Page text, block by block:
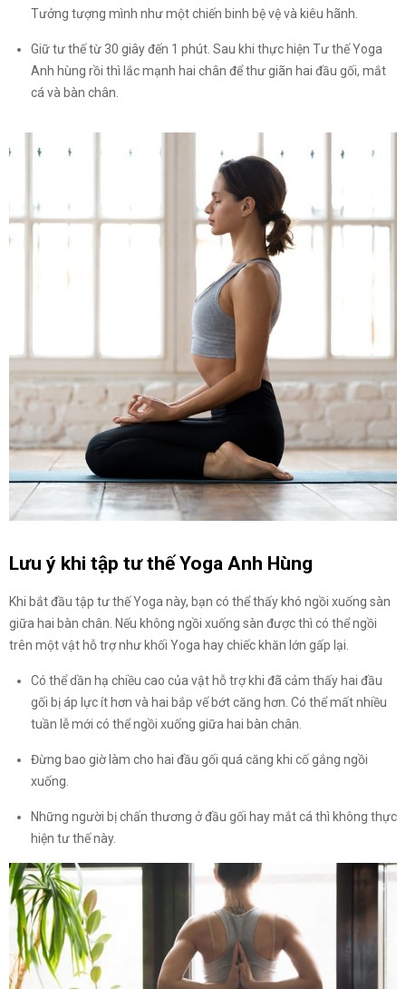
Tưởng tượng mình như một chiến binh bệ vệ và kiêu hãnh.
Giữ tư thế từ 30 giây đến 1 phút. Sau khi thực hiện Tư thế Yoga
Anh hùng rồi thì lắc mạnh hai chân để thư giãn hai đầu gối, mắt
cá và bàn chân.
Lưu ý khi tập tư thế Yoga Anh Hùng
Khi bắt đầu tập tư thế Yoga này, bạn có thể thấy khó ngồi xuống sàn
giữa hai bàn chân. Nếu không ngồi xuống sàn được thì có thể ngồi
trên một vật hỗ trợ như khối Yoga hay chiếc khăn lớn gấp lại.
Có thể dần hạ chiều cao của vật hỗ trợ khi đã cảm thấy hai đầu
gối bị áp lực ít hơn và hai bắp vế bớt căng hơn. Có thể mất nhiều
tuần lễ mới có thể ngồi xuống giữa hai bàn chân.
Đừng bao giờ làm cho hai đầu gối quá căng khi cố gắng ngồi
xuống.
Những người bị chấn thương ở đầu gối hay mắt cá thì không thực
hiện tư thế này.